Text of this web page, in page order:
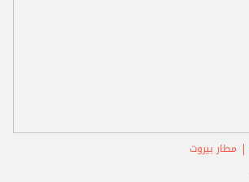
مطار بيروت